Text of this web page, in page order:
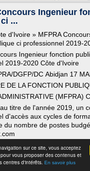
sur ce site, vous acceptez
vous proposer des contenus et
centres d'intérêts. En savoir plus
Ingenieur
...
d'Ivoire » MFPRA
ci professionnel 2019-
Ingenieur fonction
2019-2020 Côte d'Ivoire
DGFP/DC Abidjan 17
DE LA FONCTION
(MFPRA)
titre de l'année 2019, un
d'accès aux cycles de
du nombre de postes
Ingenieur fonction
2019-2020: